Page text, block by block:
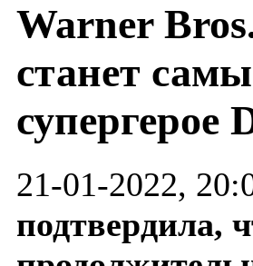
Warner
станет
супергерое
21-01-2022,
подтвердила,